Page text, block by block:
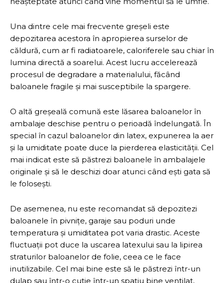
Una dintre cele mai frecvente greșeli este
depozitarea acestora în apropierea surselor de
căldură, cum ar fi radiatoarele, caloriferele sau chiar în
lumina directă a soarelui. Acest lucru accelerează
procesul de degradare a materialului, făcând
baloanele fragile și mai susceptibile la spargere.
O altă greșeală comună este lăsarea baloanelor în
ambalaje deschise pentru o perioadă îndelungată. În
special în cazul baloanelor din latex, expunerea la aer
și la umiditate poate duce la pierderea elasticității. Cel
mai indicat este să păstrezi baloanele în ambalajele
originale și să le deschizi doar atunci când ești gata să
le folosești.
De asemenea, nu este recomandat să depozitezi
baloanele în pivnițe, garaje sau poduri unde
temperatura și umiditatea pot varia drastic. Aceste
fluctuații pot duce la uscarea latexului sau la lipirea
straturilor baloanelor de folie, ceea ce le face
inutilizabile. Cel mai bine este să le păstrezi într-un
dulap sau într-o cutie într-un spațiu bine ventilat,